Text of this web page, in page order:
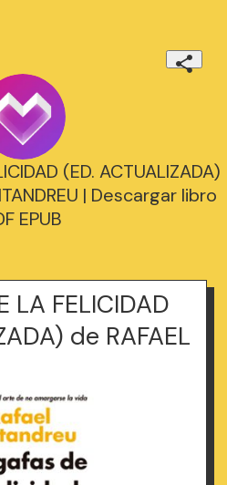
(ED. ACTUALIZADA)
| Descargar libro
EPUB
LA FELICIDAD
de RAFAEL